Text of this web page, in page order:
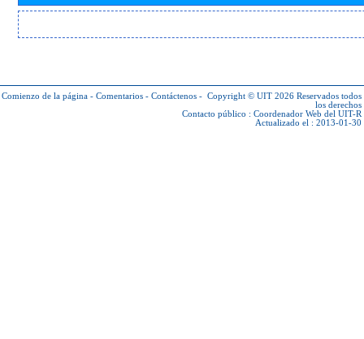
Comienzo de la página - Comentarios - Contáctenos - Copyright © UIT 2026 Reservados todos
los derechos
Contacto público : Coordenador Web del UIT-R
Actualizado el : 2013-01-30